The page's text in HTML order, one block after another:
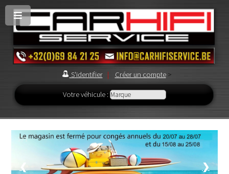
S'identifier | Créer un compte>
Votre véhicule :
1 / 1
❮ ❯